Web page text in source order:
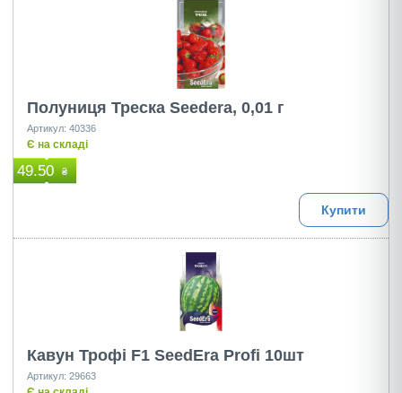
Полуниця Треска Seedera, 0,01 г
Артикул: 40336
Є на складі
49.50 ₴
Купити
Кавун Трофі F1 SeedEra Profi 10шт
Артикул: 29663